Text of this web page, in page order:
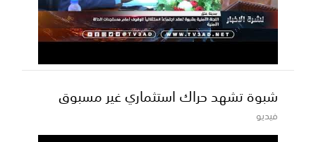
شبوة تشهد حراك استثماري غير مسبوق
فيديو